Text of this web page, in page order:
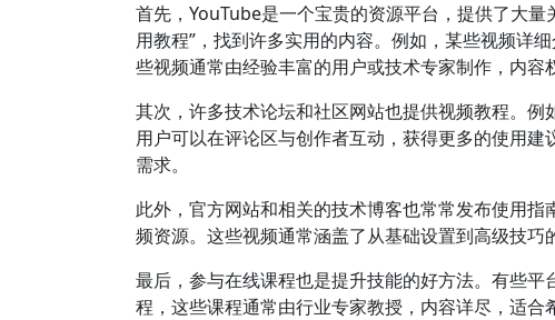
首先，YouTube是一个宝贵的资源平台，提供了大
用教程”，找到许多实用的内容。例如，某些视频详
些视频通常由经验丰富的用户或技术专家制作，内容
其次，许多技术论坛和社区网站也提供视频教程。
用户可以在评论区与创作者互动，获得更多的使用
需求。
此外，官方网站和相关的技术博客也常常发布使用指
频资源。这些视频通常涵盖了从基础设置到高级技
最后，参与在线课程也是提升技能的好方法。有些
程，这些课程通常由行业专家教授，内容详尽，适